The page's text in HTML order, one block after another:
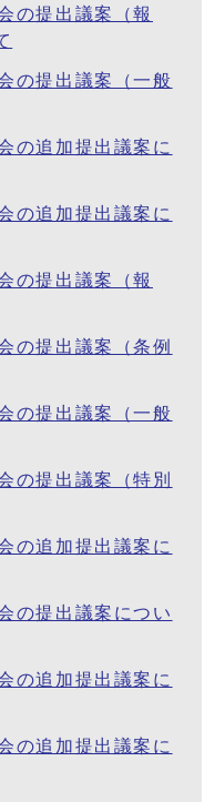
の提出議案（報
の提出議案（一般
の追加提出議案に
の追加提出議案に
の提出議案（報
の提出議案（条例
の提出議案（一般
の提出議案（特別
の追加提出議案に
の提出議案につい
の追加提出議案に
の追加提出議案に